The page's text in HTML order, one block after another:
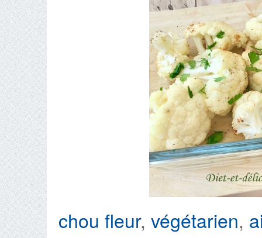
chou fleur, végétarien,